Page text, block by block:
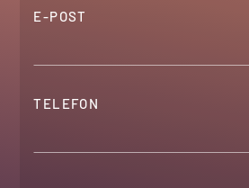
E-POST
TELEFON